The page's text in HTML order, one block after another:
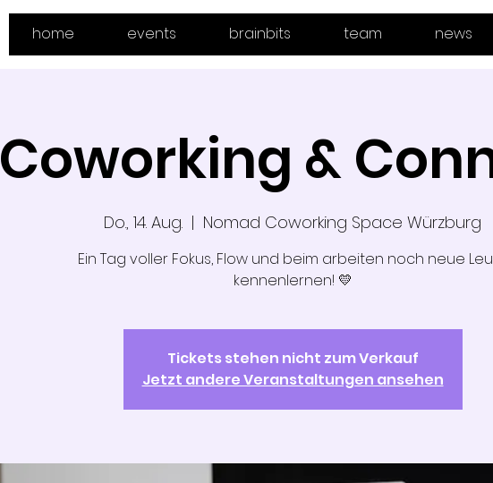
home events brainbits team news
Coworking &
Do., 14. Aug.
  |
Nomad Coworking Space Würzburg
Ein Tag voller Fokus, Flow und beim arbeiten noch neue
kennenlernen! 💛
Tickets stehen nicht zum Verkauf
Jetzt andere Veranstaltungen ansehen